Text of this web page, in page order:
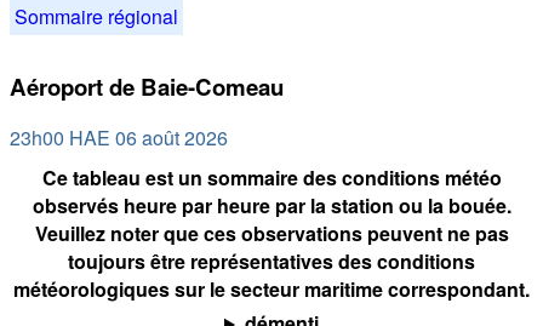
Sommaire régional
Aéroport de Baie-Comeau
23h00 HAE 06 août 2026
Ce tableau est un sommaire des conditions météo
observés heure par heure par la station ou la bouée.
Veuillez noter que ces observations peuvent ne pas
toujours être représentatives des conditions
météorologiques sur le secteur maritime correspondant.